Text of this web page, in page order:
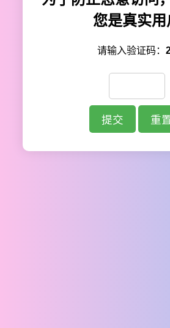
您是真实用
请输入验证码：
提交 重